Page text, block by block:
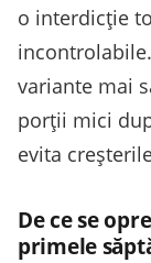
o interdicție
variante mai
porții mici
evita
De ce se
primele